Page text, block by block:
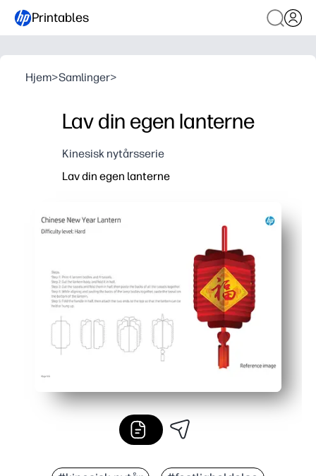
Printables
Hjem>Samlinger>
Lav din egen lanterne
Kinesisk nytårsserie
Lav din egen lanterne